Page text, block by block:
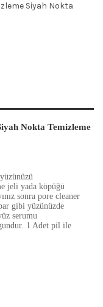
Siyah Nokta
Nokta Temizleme
jeli yada köpüğü
sonra pore cleaner
gibi yüzünüzde
serumu
1 Adet pil ile